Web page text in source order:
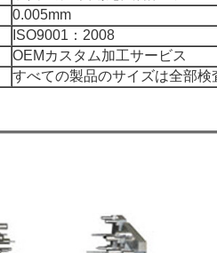
0.005mm
ISO9001：2008
OEMカスタム加工サービス
すべての製品のサイズは全部